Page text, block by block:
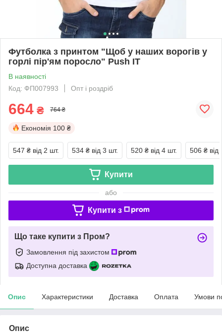
Футболка з принтом "Щоб у наших ворогів у
горлі пір'ям поросло" Push IT
В наявності
Код: ФП007993
Опт і роздріб
664 ₴ 764 ₴
Економія 100 ₴
547 ₴ від 2 шт. 534 ₴ від 3 шт. 520 ₴ від 4 шт. 506 ₴ від
Купити
або
Купити з
Що таке купити з Пром?
Замовлення під захистом
Доступна доставка
Опис Характеристики Доставка Оплата Умови
Опис